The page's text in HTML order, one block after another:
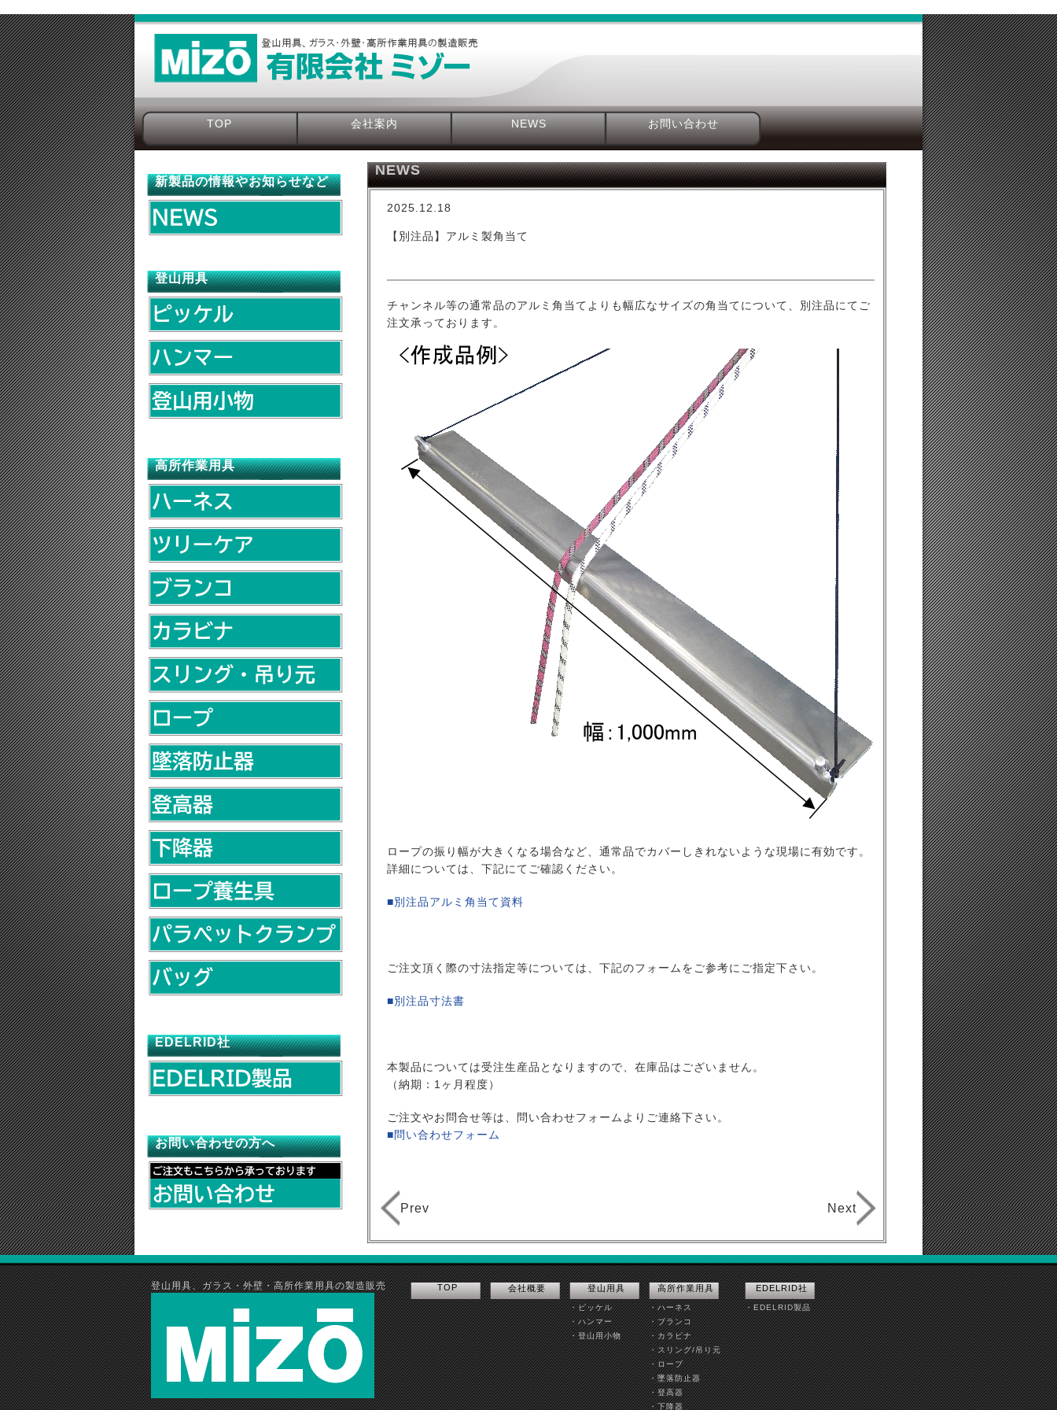
TOP 会社案内 NEWS お問い合わせ
NEWS
2025.12.18
【別注品】アルミ製角当て
チャンネル等の通常品のアルミ角当てよりも幅広なサイズの角当てについて、別注品にてご
注文承っております。
ロープの振り幅が大きくなる場合など、通常品でカバーしきれないような現場に有効です。
詳細については、下記にてご確認ください。
■別注品アルミ角当て資料
ご注文頂く際の寸法指定等については、下記のフォームをご参考にご指定下さい。
■別注品寸法書
本製品については受注生産品となりますので、在庫品はございません。
（納期：1ヶ月程度）
ご注文やお問合せ等は、問い合わせフォームよりご連絡下さい。
■問い合わせフォーム
Prev Next
新製品の情報やお知らせなど
登山用具
高所作業用具
EDELRID社
お問い合わせの方へ
登山用具、ガラス・外壁・高所作業用具の製造販売 TOP 会社概要 登山用具
・ピッケル
・ハンマー
・登山用小物
高所作業用具
・ハーネス
・ブランコ
・カラビナ
・スリング/吊り元
・ロープ
・墜落防止器
・登高器
・下降器
EDELRID社
・EDELRID製品